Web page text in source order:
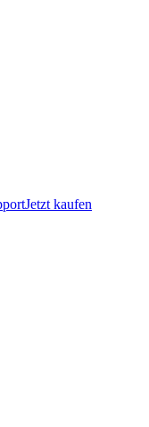
Jetzt kaufen